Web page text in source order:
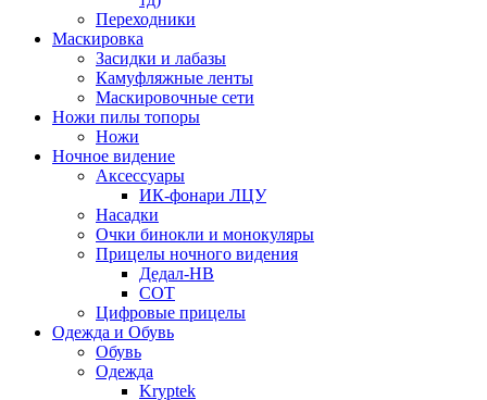
Переходники
Маскировка
Засидки и лабазы
Камуфляжные ленты
Маскировочные сети
Ножи пилы топоры
Ножи
Ночное видение
Аксессуары
ИК-фонари ЛЦУ
Насадки
Очки бинокли и монокуляры
Прицелы ночного видения
Дедал-НВ
СОТ
Цифровые прицелы
Одежда и Обувь
Обувь
Одежда
Kryptek